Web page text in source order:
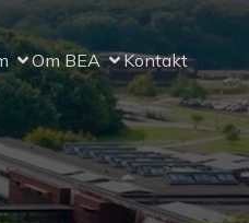
Om BEA Kontakt